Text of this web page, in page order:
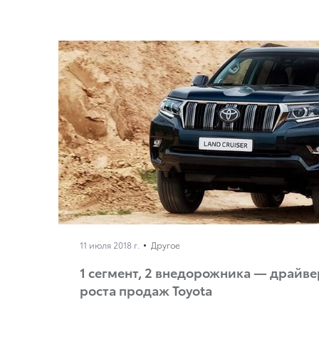
11 июля 2018 г. Другое
1 сегмент, 2 внедорожника —
роста продаж Toyota